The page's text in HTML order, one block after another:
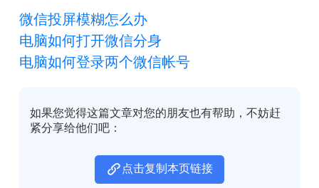
微信投屏模糊怎么办
电脑如何打开微信分身
电脑如何登录两个微信帐号
如果您觉得这篇文章对您的朋友也有帮助，不妨赶
紧分享给他们吧：
点击复制本页链接